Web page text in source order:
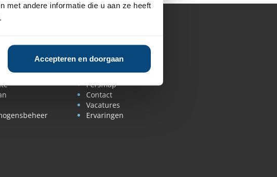
met andere informatie die u aan ze heeft
Accepteren en doorgaan
Ons verhaal
Team
In de media
Experts aan het woord
Persmap
Contact
Vacatures
Ervaringen